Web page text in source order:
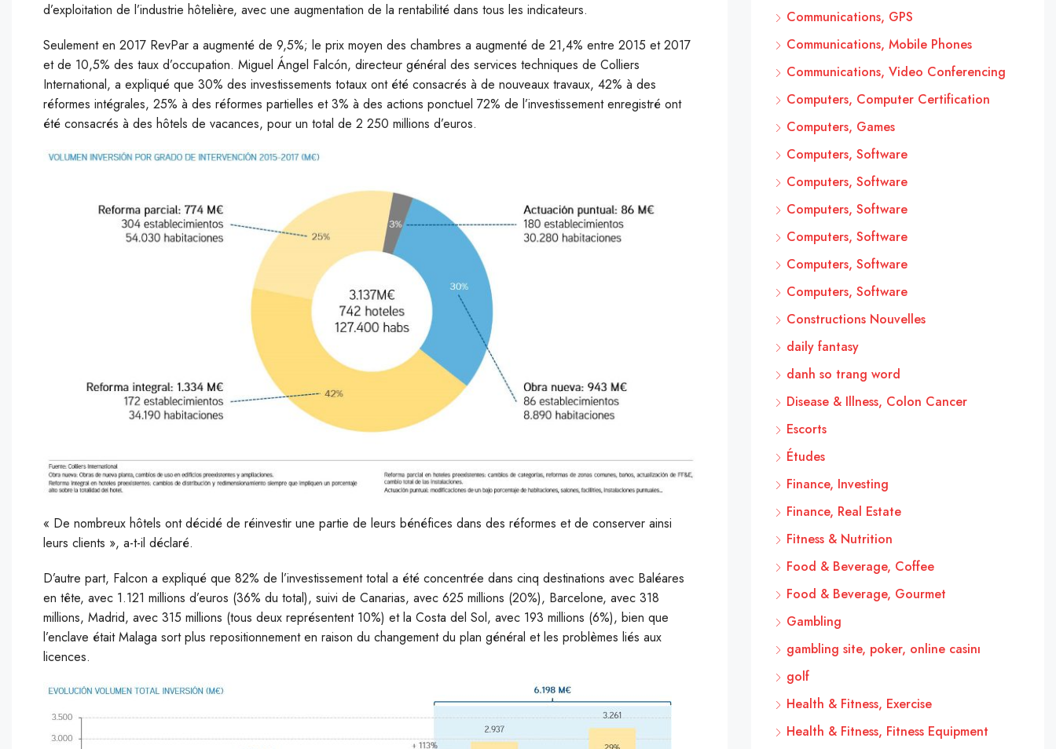
d’exploitation de l’industrie hôtelière, avec une augmentation de la rentabilité dans tous les indicateurs.
Seulement en 2017 RevPar a augmenté de 9,5%; le prix moyen des chambres a augmenté de 21,4% entre 2015 et 2017
et de 10,5% des taux d’occupation. Miguel Ángel Falcón, directeur général des services techniques de Colliers
International, a expliqué que 30% des investissements totaux ont été consacrés à de nouveaux travaux, 42% à des
réformes intégrales, 25% à des réformes partielles et 3% à des actions ponctuel 72% de l’investissement enregistré ont
été consacrés à des hôtels de vacances, pour un total de 2 250 millions d’euros.
« De nombreux hôtels ont décidé de réinvestir une partie de leurs bénéfices dans des réformes et de conserver ainsi
leurs clients », a-t-il déclaré.
D’autre part, Falcon a expliqué que 82% de l’investissement total a été concentrée dans cinq destinations avec Baléares
en tête, avec 1.121 millions d’euros (36% du total), suivi de Canarias, avec 625 millions (20%), Barcelone, avec 318
millions, Madrid, avec 315 millions (tous deux représentent 10%) et la Costa del Sol, avec 193 millions (6%), bien que
l’enclave était Malaga sort plus repositionnement en raison du changement du plan général et les problèmes liés aux
licences.
Communications, GPS
Communications, Mobile Phones
Communications, Video Conferencing
Computers, Computer Certification
Computers, Games
Computers, Software
Computers, Software
Computers, Software
Computers, Software
Computers, Software
Computers, Software
Constructions Nouvelles
daily fantasy
danh so trang word
Disease & Illness, Colon Cancer
Escorts
Études
Finance, Investing
Finance, Real Estate
Fitness & Nutrition
Food & Beverage, Coffee
Food & Beverage, Gourmet
Gambling
gambling site, poker, online casinı
golf
Health & Fitness, Exercise
Health & Fitness, Fitness Equipment